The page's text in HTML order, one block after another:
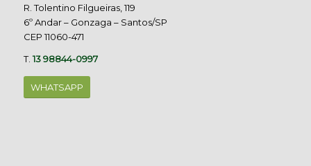
R. Tolentino Filgueiras, 119
6º Andar – Gonzaga – Santos/SP
CEP 11060-471
T.13 98844-0997
WHATSAPP